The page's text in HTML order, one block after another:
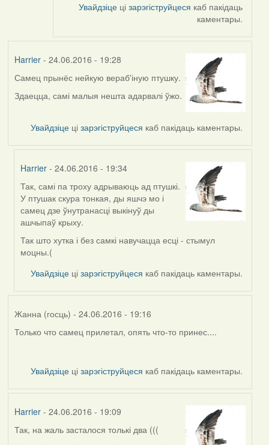
Увайдзіце цізарэгіструйцеся каб пакідаць
каментары.
Harrier- 24.06.2016 - 19:28
Самец прынёс нейкую вераб'іную птушку.
Здаецца, самі малыя нешта адарвалі ўжо.
Увайдзіце цізарэгіструйцеся каб пакідаць каментары.
Harrier - 24.06.2016 - 19:34
In
reply
to
by
Harrier
Так, самі па троху адрываюць ад птушкі.
У птушак скура тонкая, ды яшчэ мо і
самец дзе ўнутранасці выкінуў ды
ашчыпаў крыху.
Так што хутка і без самкі навучацца есці - стымул
моцны.(
Увайдзіце цізарэгіструйцеся каб пакідаць каментары.
Жанна (госць) - 24.06.2016 - 19:16
Только что самец прилетал, опять что-то принес....
Увайдзіце цізарэгіструйцеся каб пакідаць каментары.
Harrier- 24.06.2016 - 19:09
Так, на жаль засталося толькі два (((